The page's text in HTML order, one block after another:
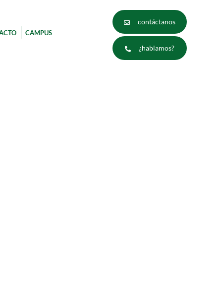
CAMPUS
contáctanos
¿hablamos?